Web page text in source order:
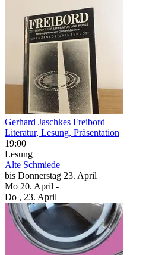
Gerhard Jaschkes Freibord
Literatur, Lesung, Präsentation
19:00
Lesung
Alte Schmiede
bis Donnerstag 23. April
Mo 20. April -
Do , 23. April